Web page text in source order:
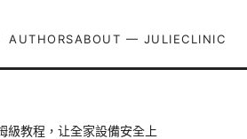
AUTHORSABOUT — JULIECLINIC
級教程，让全家設備安全上